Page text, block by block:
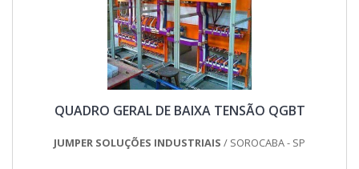
QUADRO GERAL DE BAIXA TENSÃO QGBT
JUMPER SOLUÇÕES INDUSTRIAIS / SOROCABA - SP